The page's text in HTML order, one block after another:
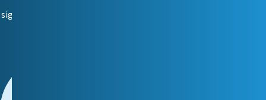
sigrid.silbaum@reiting.ee